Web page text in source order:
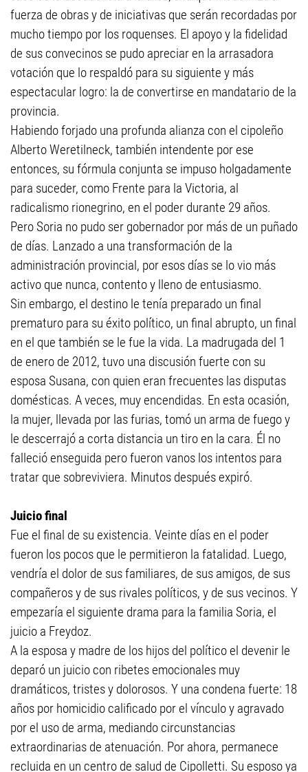
fuerza de obras y de iniciativas que serán recordadas por
mucho tiempo por los roquenses. El apoyo y la fidelidad
de sus convecinos se pudo apreciar en la arrasadora
votación que lo respaldó para su siguiente y más
espectacular logro: la de convertirse en mandatario de la
provincia.
Habiendo forjado una profunda alianza con el cipoleño
Alberto Weretilneck, también intendente por ese
entonces, su fórmula conjunta se impuso holgadamente
para suceder, como Frente para la Victoria, al
radicalismo rionegrino, en el poder durante 29 años.
Pero Soria no pudo ser gobernador por más de un puñado
de días. Lanzado a una transformación de la
administración provincial, por esos días se lo vio más
activo que nunca, contento y lleno de entusiasmo.
Sin embargo, el destino le tenía preparado un final
prematuro para su éxito político, un final abrupto, un final
en el que también se le fue la vida. La madrugada del 1
de enero de 2012, tuvo una discusión fuerte con su
esposa Susana, con quien eran frecuentes las disputas
domésticas. A veces, muy encendidas. En esta ocasión,
la mujer, llevada por las furias, tomó un arma de fuego y
le descerrajó a corta distancia un tiro en la cara. Él no
falleció enseguida pero fueron vanos los intentos para
tratar que sobreviviera. Minutos después expiró.
Juicio final
Fue el final de su existencia. Veinte días en el poder
fueron los pocos que le permitieron la fatalidad. Luego,
vendría el dolor de sus familiares, de sus amigos, de sus
compañeros y de sus rivales políticos, y de sus vecinos. Y
empezaría el siguiente drama para la familia Soria, el
juicio a Freydoz.
A la esposa y madre de los hijos del político el devenir le
deparó un juicio con ribetes emocionales muy
dramáticos, tristes y dolorosos. Y una condena fuerte: 18
años por homicidio calificado por el vínculo y agravado
por el uso de arma, mediando circunstancias
extraordinarias de atenuación. Por ahora, permanece
recluida en un centro de salud de Cipolletti. Su esposo ya